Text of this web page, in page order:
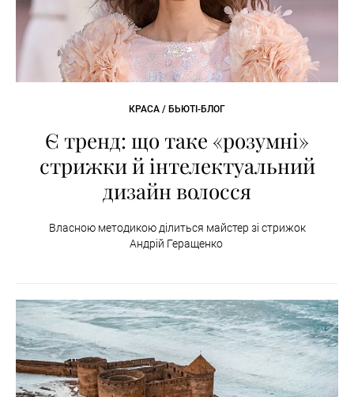
КРАСА / БЬЮТІ-БЛОГ
Є тренд: що таке «розумні»
стрижки й інтелектуальний
дизайн волосся
Власною методикою ділиться майстер зі стрижок
Андрій Геращенко